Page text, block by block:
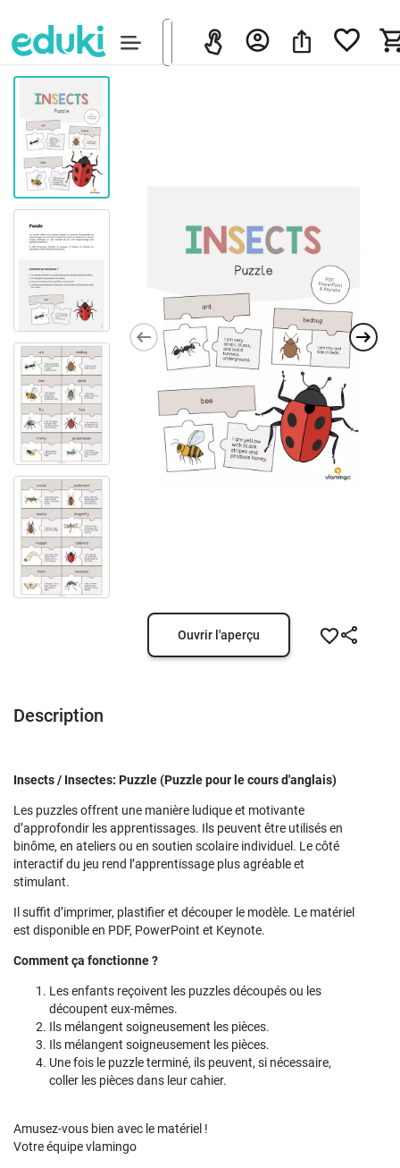
Ouvrir l'aperçu
Description
Insects / Insectes: Puzzle (Puzzle pour le cours d'anglais)
Les puzzles offrent une manière ludique et motivante
d’approfondir les apprentissages. Ils peuvent être utilisés en
binôme, en ateliers ou en soutien scolaire individuel. Le côté
interactif du jeu rend l’apprentissage plus agréable et
stimulant.
Il suffit d’imprimer, plastifier et découper le modèle. Le matériel
est disponible en PDF, PowerPoint et Keynote.
Comment ça fonctionne ?
Les enfants reçoivent les puzzles découpés ou les
découpent eux-mêmes.
Ils mélangent soigneusement les pièces.
Ils mélangent soigneusement les pièces.
Une fois le puzzle terminé, ils peuvent, si nécessaire,
coller les pièces dans leur cahier.
Amusez-vous bien avec le matériel !
Votre équipe vlamingo